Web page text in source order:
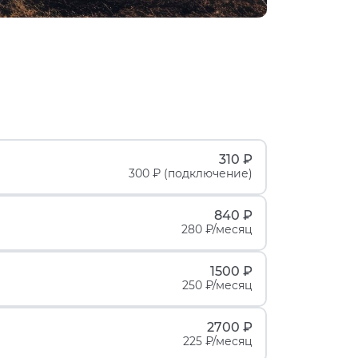
310 ₽
300 ₽ (подключение)
840 ₽
280 ₽/месяц
1500 ₽
250 ₽/месяц
2700 ₽
225 ₽/месяц